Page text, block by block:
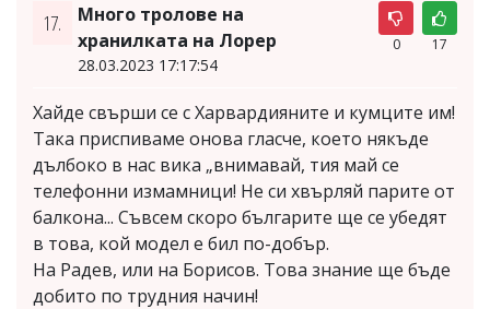
17.
Много тролове на
хранилката на Лорер
28.03.2023 17:17:54
0 17
Хайде свърши се с Харвардияните и кумците им!
Така приспиваме онова гласче, което някъде
дълбоко в нас вика „внимавай, тия май се
телефонни измамници! Не си хвърляй парите от
балкона... Съвсем скоро българите ще се убедят
в това, кой модел е бил по-добър.
На Радев, или на Борисов. Това знание ще бъде
добито по трудния начин!